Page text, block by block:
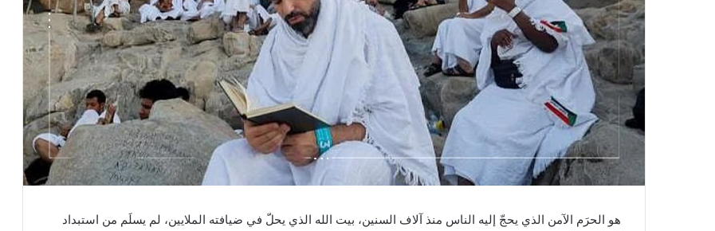
هو الحرَم الآمن الذي يحجّ إليه الناس منذ آلاف السنين، بيت الله الذي يحلّ في ضيافته الملايين، لم يسلَم من استبداد